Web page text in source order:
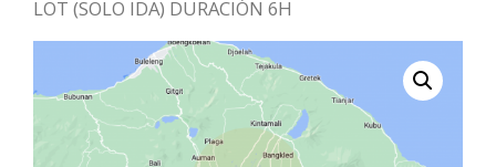
LOT (SOLO IDA) DURACIÓN 6H